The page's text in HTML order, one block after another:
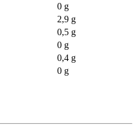
0 g
2,9 g
0,5 g
0 g
0,4 g
0 g